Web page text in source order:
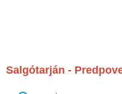
Salgótarján -